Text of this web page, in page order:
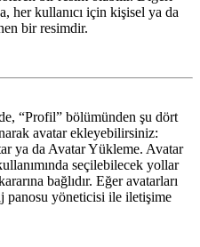
her kullanıcı için kişisel ya da
bir resimdir.
“Profil” bölümünden şu dört
avatar ekleyebilirsiniz:
ya da Avatar Yükleme. Avatar
seçilebilecek yollar
bağlıdır. Eğer avatarları
panosu yöneticisi ile iletişime